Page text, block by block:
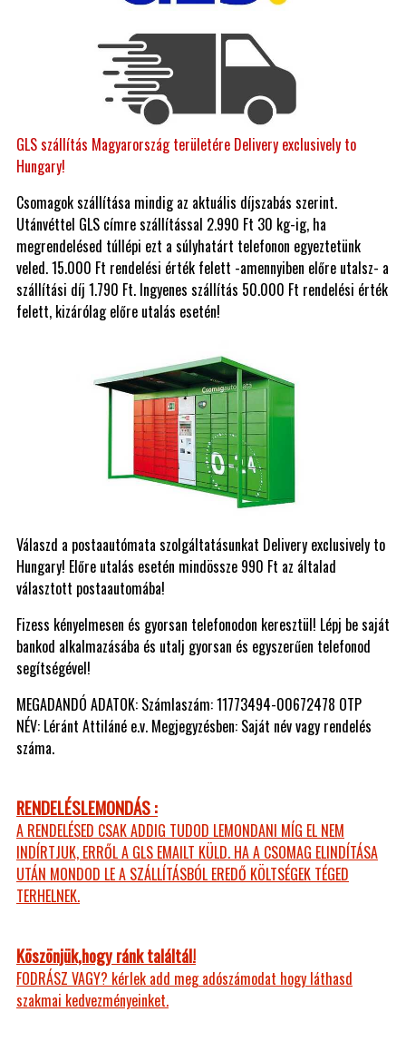
GLS szállítás Magyarország területére Delivery exclusively to
Hungary!
Csomagok szállítása mindig az aktuális díjszabás szerint.
Utánvéttel GLS címre szállítással 2.990 Ft 30 kg-ig, ha
megrendelésed túllépi ezt a súlyhatárt telefonon egyeztetünk
veled. 15.000 Ft rendelési érték felett -amennyiben előre utalsz- a
szállítási díj 1.790 Ft. Ingyenes szállítás 50.000 Ft rendelési érték
felett, kizárólag előre utalás esetén!
Válaszd a postaautómata szolgáltatásunkat Delivery exclusively to
Hungary! Előre utalás esetén mindössze 990 Ft az általad
választott postaautomába!
Fizess kényelmesen és gyorsan telefonodon keresztül! Lépj be saját
bankod alkalmazásába és utalj gyorsan és egyszerűen telefonod
segítségével!
MEGADANDÓ ADATOK: Számlaszám: 11773494-00672478 OTP
NÉV: Léránt Attiláné e.v. Megjegyzésben: Saját név vagy rendelés
száma.
RENDELÉSLEMONDÁS :
A RENDELÉSED CSAK ADDIG TUDOD LEMONDANI MÍG EL NEM
INDÍRTJUK, ERRŐL A GLS EMAILT KÜLD. HA A CSOMAG ELINDÍTÁSA
UTÁN MONDOD LE A SZÁLLÍTÁSBÓL EREDŐ KÖLTSÉGEK TÉGED
TERHELNEK.
Köszönjük,hogy ránk találtál!
FODRÁSZ VAGY? kérlek add meg adószámodat hogy láthasd
szakmai kedvezményeinket.